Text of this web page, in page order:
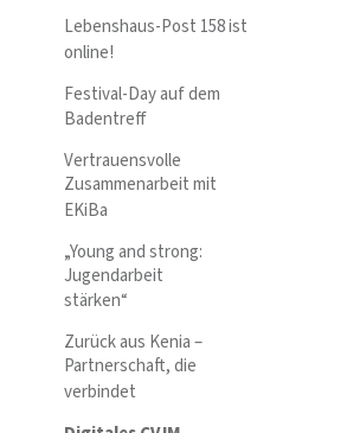
Lebenshaus-Post 158 ist
online!
Festival-Day auf dem
Badentreff
Vertrauensvolle
Zusammenarbeit mit
EKiBa
„Young and strong:
Jugendarbeit
stärken“
Zurück aus Kenia –
Partnerschaft, die
verbindet